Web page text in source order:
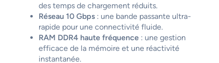
des temps de chargement réduits.
Réseau 10 Gbps: une bande passante ultra-
rapide pour une connectivité fluide.
RAM DDR4 haute fréquence: une gestion
efficace de la mémoire et une réactivité
instantanée.